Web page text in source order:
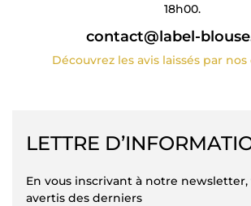
18h00.
contact@label-
Découvrez les avis laissés par
LETTRE
En vous inscrivant à notre newsletter,
avertis des derniers